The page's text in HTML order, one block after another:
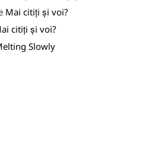
Mai citiți și voi?
citiți și voi?
Slowly